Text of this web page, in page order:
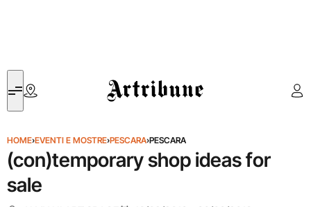
Artribune
HOME›EVENTI E MOSTRE›PESCARA›PESCARA
(con)temporary shop ideas for
sale